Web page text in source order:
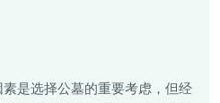
是选择公墓的重要考虑，但经